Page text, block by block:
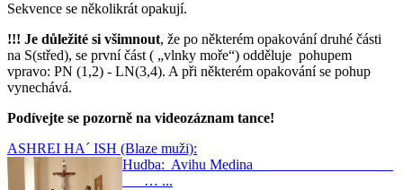
Sekvence se několikrát opakují.
!!! Je důležité si všimnout, že po některém opakování druhé části
na S(střed), se první část ( „vlnky moře“) odděluje pohupem
vpravo: PN (1,2) - LN(3,4). A při některém opakování se pohup
vynechává.
Podívejte se pozorně na videozáznam tance!
ASHREI HA´ ISH (Blaze muži):
Hudba: Avihu Medina
… ...